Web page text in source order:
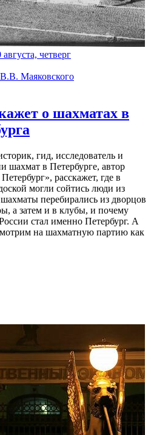
августа, четверг
Маяковского
о шахматах в
гид, исследователь и
шахмат в Петербурге, автор
расскажет, где в
могли сойтись люди из
перебирались из дворцов
а затем и в клубы, и почему
стал именно Петербург. А
на шахматную партию как